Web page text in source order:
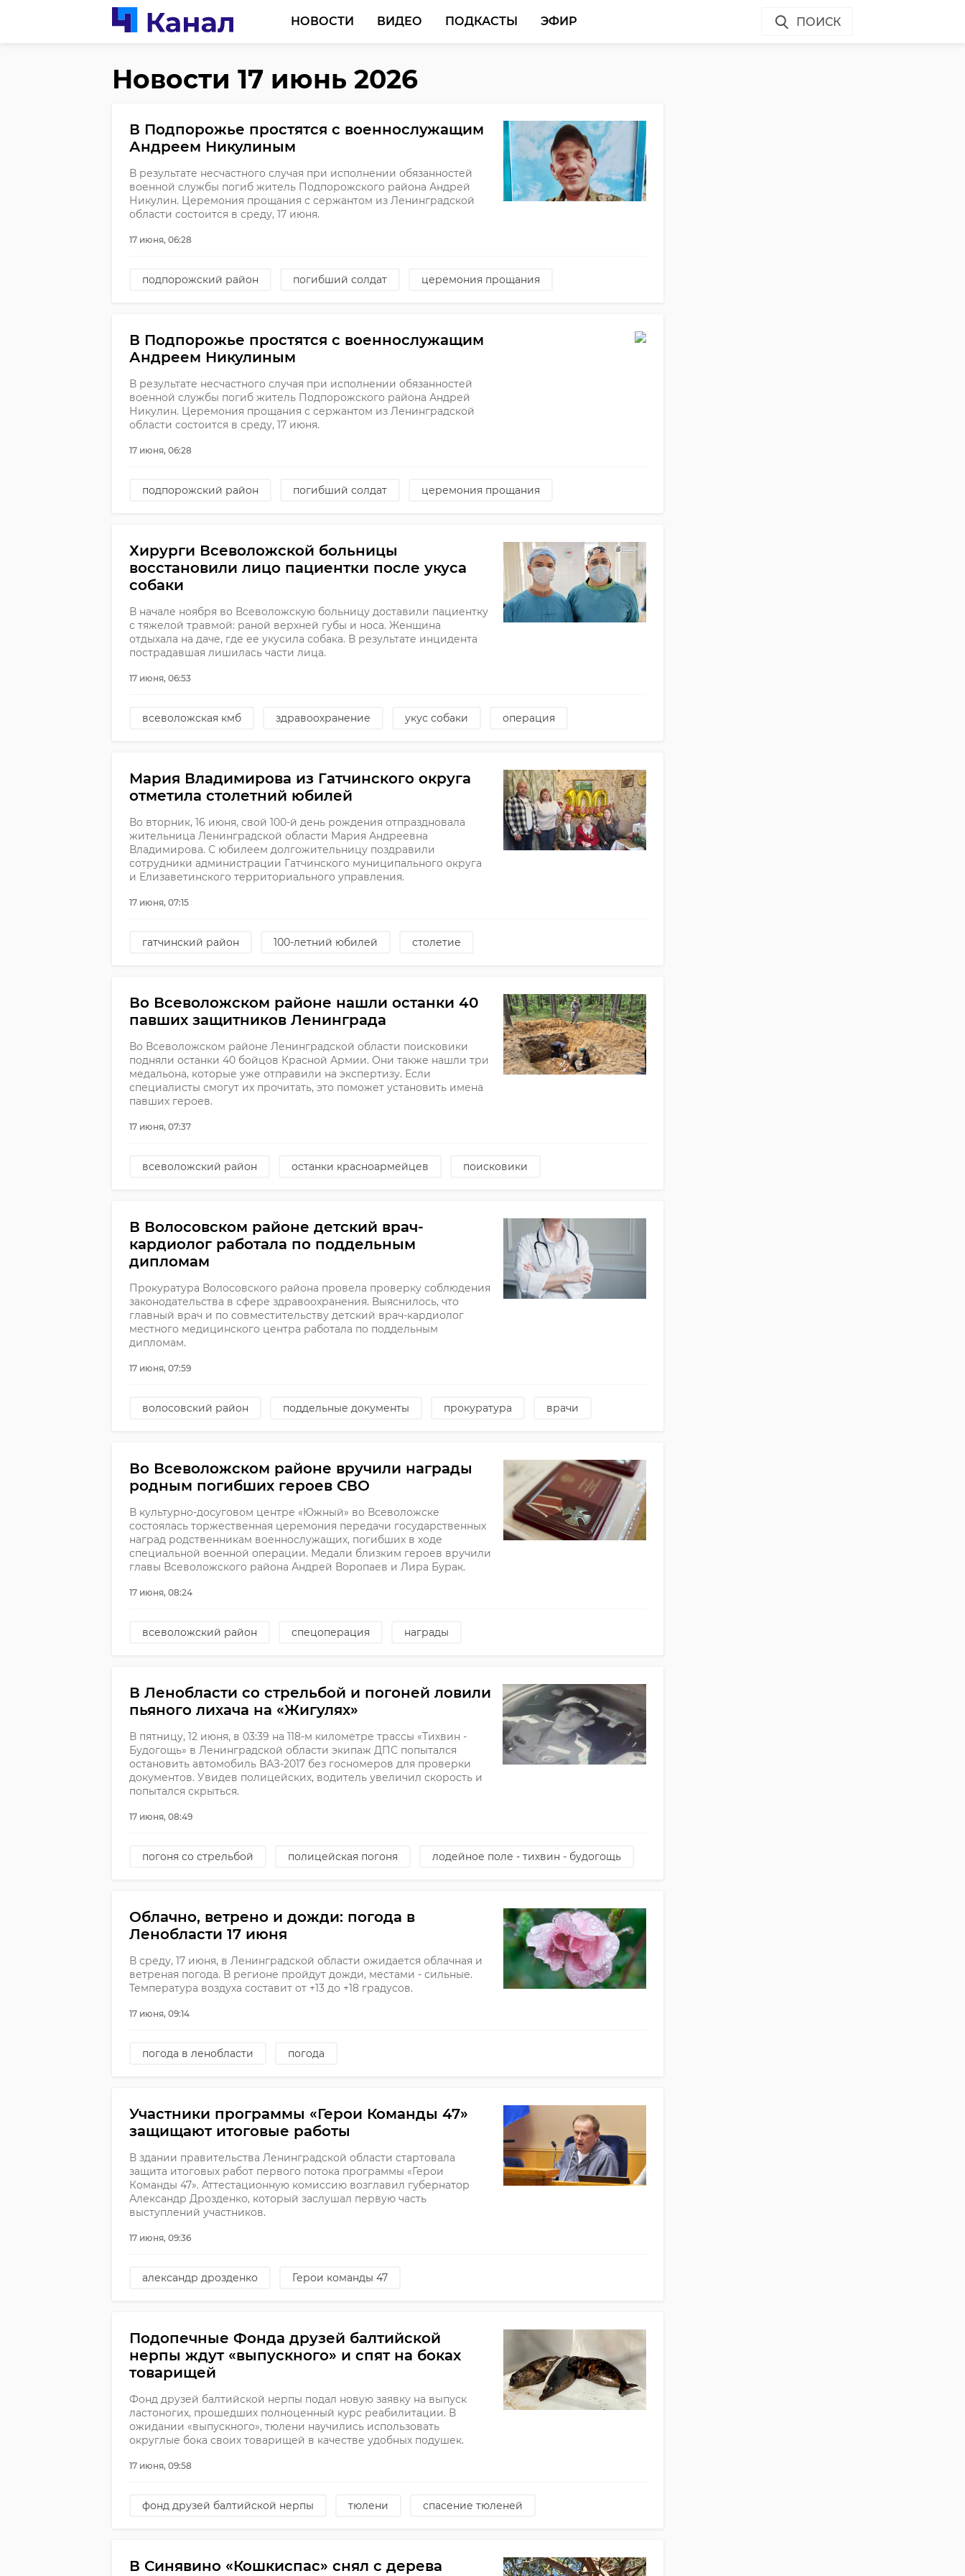
НОВОСТИ ВИДЕО ПОДКАСТЫ ЭФИР ПОИСК
Новости 17 июнь 2026
В Подпорожье простятся с военнослужащим
Андреем Никулиным
В результате несчастного случая при исполнении обязанностей
военной службы погиб житель Подпорожского района Андрей
Никулин. Церемония прощания с сержантом из Ленинградской
области состоится в среду, 17 июня.
17 июня, 06:28
подпорожский район погибший солдат церемония прощания
В Подпорожье простятся с военнослужащим
Андреем Никулиным
В результате несчастного случая при исполнении обязанностей
военной службы погиб житель Подпорожского района Андрей
Никулин. Церемония прощания с сержантом из Ленинградской
области состоится в среду, 17 июня.
17 июня, 06:28
подпорожский район погибший солдат церемония прощания
Хирурги Всеволожской больницы
восстановили лицо пациентки после укуса
собаки
В начале ноября во Всеволожскую больницу доставили пациентку
с тяжелой травмой: раной верхней губы и носа. Женщина
отдыхала на даче, где ее укусила собака. В результате инцидента
пострадавшая лишилась части лица.
17 июня, 06:53
всеволожская кмб здравоохранение укус собаки операция
Мария Владимирова из Гатчинского округа
отметила столетний юбилей
Во вторник, 16 июня, свой 100-й день рождения отпраздновала
жительница Ленинградской области Мария Андреевна
Владимирова. С юбилеем долгожительницу поздравили
сотрудники администрации Гатчинского муниципального округа
и Елизаветинского территориального управления.
17 июня, 07:15
гатчинский район 100-летний юбилей столетие
Во Всеволожском районе нашли останки 40
павших защитников Ленинграда
Во Всеволожском районе Ленинградской области поисковики
подняли останки 40 бойцов Красной Армии. Они также нашли три
медальона, которые уже отправили на экспертизу. Если
специалисты смогут их прочитать, это поможет установить имена
павших героев.
17 июня, 07:37
всеволожский район останки красноармейцев поисковики
В Волосовском районе детский врач-
кардиолог работала по поддельным
дипломам
Прокуратура Волосовского района провела проверку соблюдения
законодательства в сфере здравоохранения. Выяснилось, что
главный врач и по совместительству детский врач-кардиолог
местного медицинского центра работала по поддельным
дипломам.
17 июня, 07:59
волосовский район поддельные документы прокуратура врачи
Во Всеволожском районе вручили награды
родным погибших героев СВО
В культурно-досуговом центре «Южный» во Всеволожске
состоялась торжественная церемония передачи государственных
наград родственникам военнослужащих, погибших в ходе
специальной военной операции. Медали близким героев вручили
главы Всеволожского района Андрей Воропаев и Лира Бурак.
17 июня, 08:24
всеволожский район спецоперация награды
В Ленобласти со стрельбой и погоней ловили
пьяного лихача на «Жигулях»
В пятницу, 12 июня, в 03:39 на 118-м километре трассы «Тихвин -
Будогощь» в Ленинградской области экипаж ДПС попытался
остановить автомобиль ВАЗ-2017 без госномеров для проверки
документов. Увидев полицейских, водитель увеличил скорость и
попытался скрыться.
17 июня, 08:49
погоня со стрельбой полицейская погоня лодейное поле - тихвин - будогощь
Облачно, ветрено и дожди: погода в
Ленобласти 17 июня
В среду, 17 июня, в Ленинградской области ожидается облачная и
ветреная погода. В регионе пройдут дожди, местами - сильные.
Температура воздуха составит от +13 до +18 градусов.
17 июня, 09:14
погода в ленобласти погода
Участники программы «Герои Команды 47»
защищают итоговые работы
В здании правительства Ленинградской области стартовала
защита итоговых работ первого потока программы «Герои
Команды 47». Аттестационную комиссию возглавил губернатор
Александр Дрозденко, который заслушал первую часть
выступлений участников.
17 июня, 09:36
александр дрозденко Герои команды 47
Подопечные Фонда друзей балтийской
нерпы ждут «выпускного» и спят на боках
товарищей
Фонд друзей балтийской нерпы подал новую заявку на выпуск
ластоногих, прошедших полноценный курс реабилитации. В
ожидании «выпускного», тюлени научились использовать
округлые бока своих товарищей в качестве удобных подушек.
17 июня, 09:58
фонд друзей балтийской нерпы тюлени спасение тюленей
В Синявино «Кошкиспас» снял с дерева